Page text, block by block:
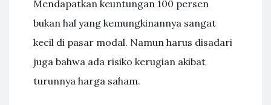
Mendapatkan keuntungan 100 persen
bukan hal yang kemungkinannya sangat
kecil di pasar modal. Namun harus disadari
juga bahwa ada risiko kerugian akibat
turunnya harga saham.